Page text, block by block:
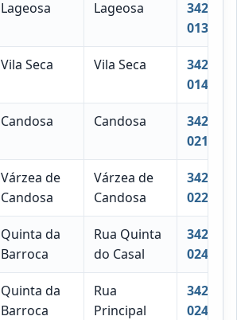
Lageosa Lageosa
3420-
013
Vila Seca Vila Seca
3420-
014
Candosa Candosa
3420-
021
Várzea de
Candosa
Várzea de
Candosa
3420-
022
Quinta da
Barroca
Rua Quinta
do Casal
3420-
024
Quinta da
Barroca
Rua
Principal
3420-
024